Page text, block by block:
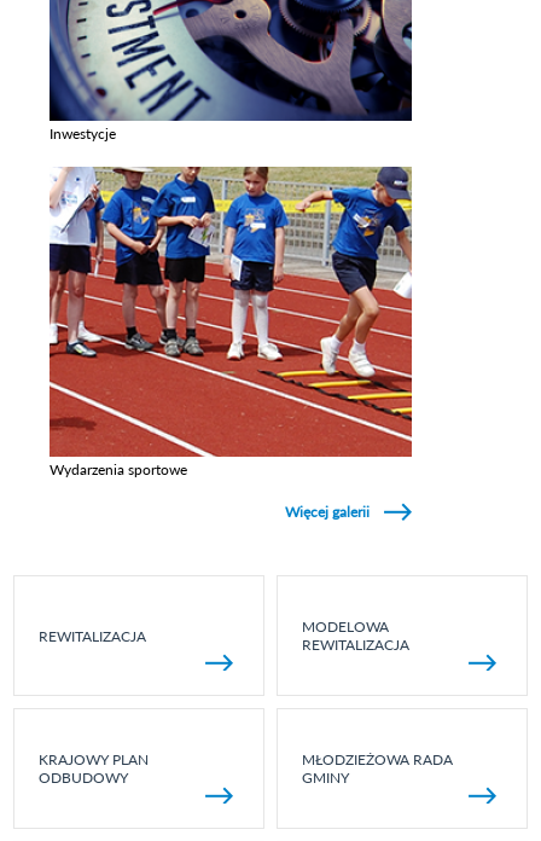
Inwestycje
Wydarzenia sportowe
Więcej galerii
REWITALIZACJA
MODELOWA
REWITALIZACJA
KRAJOWY PLAN
ODBUDOWY
MŁODZIEŻOWA RADA
GMINY